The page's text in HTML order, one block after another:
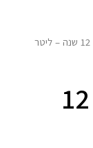
מארז וויסקי שיבאס 12